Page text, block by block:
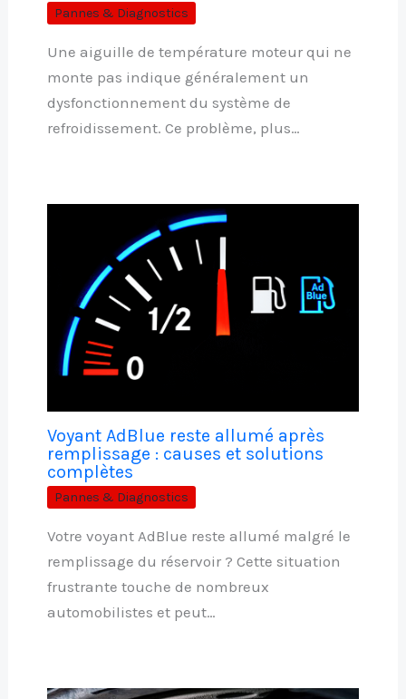
Pannes & Diagnostics
Une aiguille de température moteur qui ne
monte pas indique généralement un
dysfonctionnement du système de
refroidissement. Ce problème, plus…
Voyant AdBlue reste allumé après
remplissage : causes et solutions
complètes
Pannes & Diagnostics
Votre voyant AdBlue reste allumé malgré le
remplissage du réservoir ? Cette situation
frustrante touche de nombreux
automobilistes et peut…